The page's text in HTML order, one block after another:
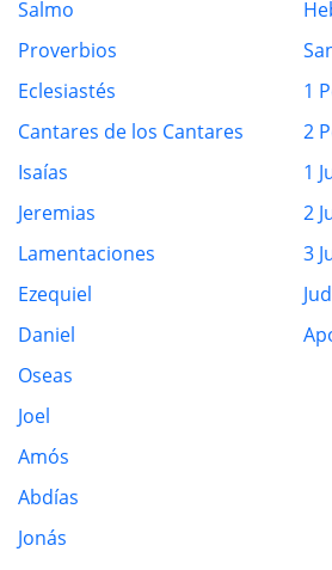
Salmo
Proverbios
Eclesiastés
Cantares de los Cantares
Isaías
Jeremias
Lamentaciones
Ezequiel
Daniel
Oseas
Joel
Amós
Abdías
Jonás
1
2
1
2
3